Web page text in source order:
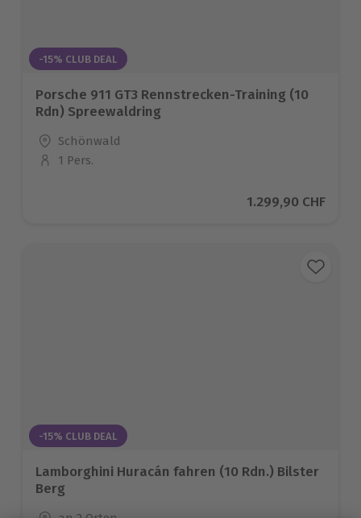
-15% CLUB DEAL
Porsche 911 GT3 Rennstrecken-Training (10
Rdn) Spreewaldring
Standort
Schönwald
Anzahl der Teilnehmer
1 Pers.
Aktueller Preis
1.299,90 CHF
-15% CLUB DEAL
Lamborghini Huracán fahren (10 Rdn.) Bilster
Berg